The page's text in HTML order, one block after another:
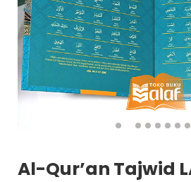
Al-Qur’an Tajwid